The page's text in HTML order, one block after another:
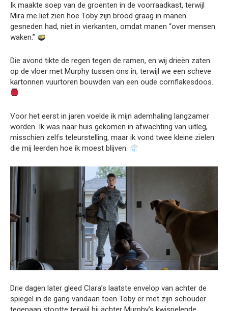
Ik maakte soep van de groenten in de voorraadkast, terwijl
Mira me liet zien hoe Toby zijn brood graag in manen
gesneden had, niet in vierkanten, omdat manen “over mensen
waken.”
Die avond tikte de regen tegen de ramen, en wij drieën zaten
op de vloer met Murphy tussen ons in, terwijl we een scheve
kartonnen vuurtoren bouwden van een oude cornflakesdoos.
Voor het eerst in jaren voelde ik mijn ademhaling langzamer
worden. Ik was naar huis gekomen in afwachting van uitleg,
misschien zelfs teleurstelling, maar ik vond twee kleine zielen
die mij leerden hoe ik moest blijven.
Drie dagen later gleed Clara’s laatste envelop van achter de
spiegel in de gang vandaan toen Toby er met zijn schouder